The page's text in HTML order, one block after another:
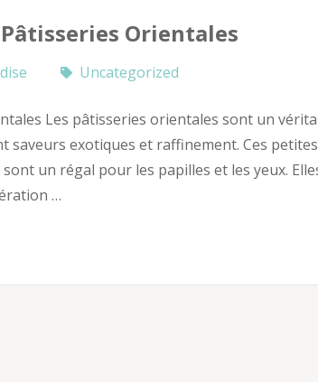
Orientales
Uncategorized
Les pâtisseries orientales sont un
exotiques et raffinement. Ces
un régal pour les papilles et les yeux.
…